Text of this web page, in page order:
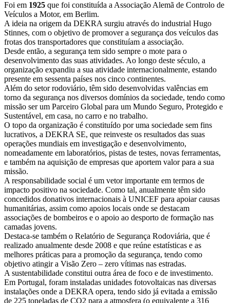
Foi em 1925 que foi constituída a Associação Alemã de Controlo de
Veículos a Motor, em Berlim.
A ideia na origem da DEKRA surgiu através do industrial Hugo
Stinnes, com o objetivo de promover a segurança dos veículos das
frotas dos transportadores que constituíam a associação.
Desde então, a segurança tem sido sempre o mote para o
desenvolvimento das suas atividades. Ao longo deste século, a
organização expandiu a sua atividade internacionalmente, estando
presente em sessenta países nos cinco continentes.
Além do setor rodoviário, têm sido desenvolvidas valências em
torno da segurança nos diversos domínios da sociedade, tendo como
missão ser um Parceiro Global para um Mundo Seguro, Protegido e
Sustentável, em casa, no carro e no trabalho.
O topo da organização é constituído por uma sociedade sem fins
lucrativos, a DEKRA SE, que reinveste os resultados das suas
operações mundiais em investigação e desenvolvimento,
nomeadamente em laboratórios, pistas de testes, novas ferramentas,
e também na aquisição de empresas que aportem valor para a sua
missão.
A responsabilidade social é um vetor importante em termos de
impacto positivo na sociedade. Como tal, anualmente têm sido
concedidos donativos internacionais à UNICEF para apoiar causas
humanitárias, assim como apoios locais onde se destacam
associações de bombeiros e o apoio ao desporto de formação nas
camadas jovens.
Destaca-se também o Relatório de Segurança Rodoviária, que é
realizado anualmente desde 2008 e que reúne estatísticas e as
melhores práticas para a promoção da segurança, tendo como
objetivo atingir a Visão Zero – zero vítimas nas estradas.
A sustentabilidade constitui outra área de foco e de investimento.
Em Portugal, foram instaladas unidades fotovoltaicas nas diversas
instalações onde a DEKRA opera, tendo sido já evitada a emissão
de 225 toneladas de CO2 para a atmosfera (o equivalente a 316